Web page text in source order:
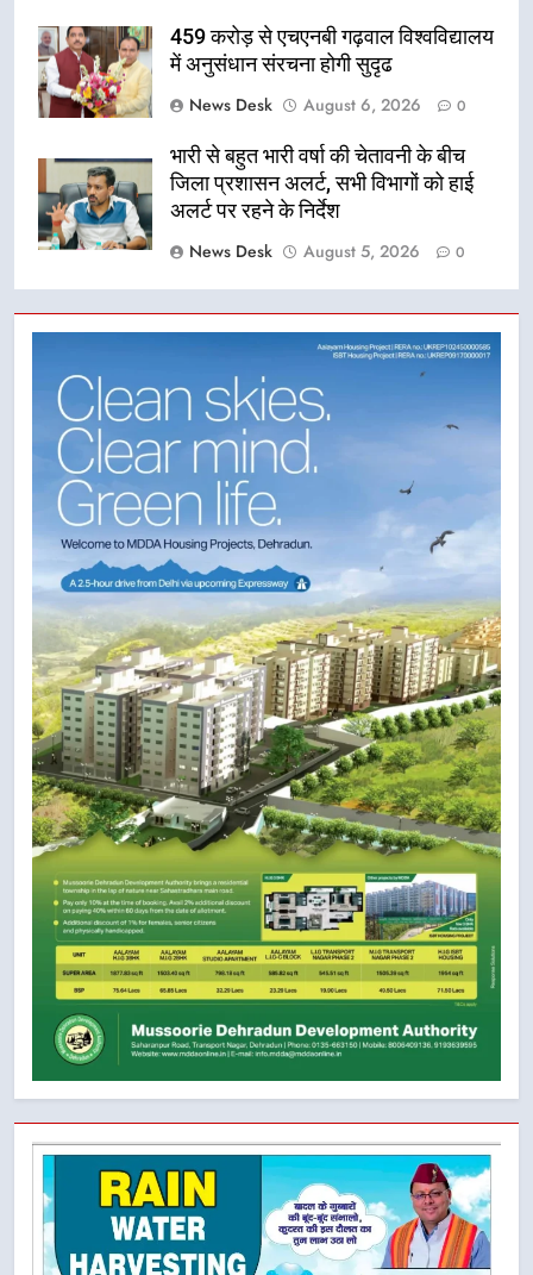
459 करोड़ से एचएनबी गढ़वाल विश्वविद्यालय
में अनुसंधान संरचना होगी सुदृढ
News Desk
August 6, 2026 0
भारी से बहुत भारी वर्षा की चेतावनी के बीच
जिला प्रशासन अलर्ट, सभी विभागों को हाई
अलर्ट पर रहने के निर्देश
News Desk
August 5, 2026 0